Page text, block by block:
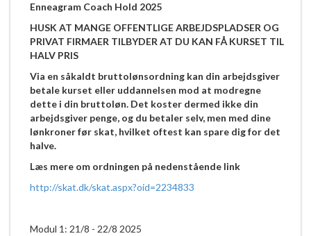
Enneagram Coach Hold 2025
HUSK AT MANGE OFFENTLIGE ARBEJDSPLADSER OG
PRIVAT FIRMAER TILBYDER AT DU KAN FÅ KURSET TIL
HALV PRIS
Via en såkaldt bruttolønsordning kan din arbejdsgiver
betale kurset eller uddannelsen mod at modregne
dette i din bruttoløn. Det koster dermed ikke din
arbejdsgiver penge, og du betaler selv, men med dine
lønkroner før skat, hvilket oftest kan spare dig for det
halve.
Læs mere om ordningen på nedenstående link
http://skat.dk/skat.aspx?oid=2234833
Modul 1: 21/8 - 22/8 2025